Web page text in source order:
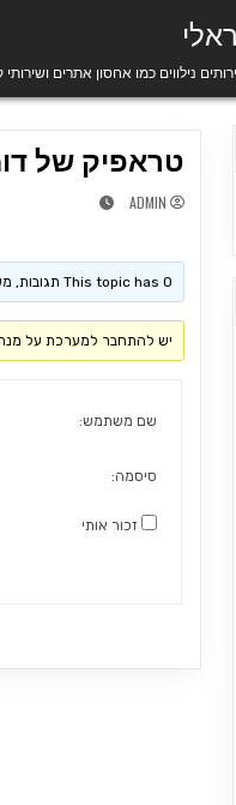
נילווים כמו אחסון אתרים
טראפיק של
ADMIN
This topic has 0 תגובות, משתתף 1, and was last updated
יש להתחבר למערכת על
שם משתמש:
סיסמה:
זכור אותי